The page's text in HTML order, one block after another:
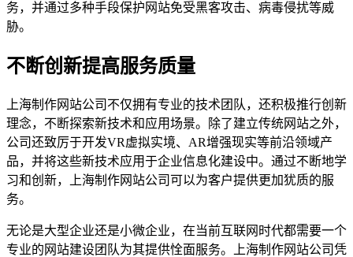
务，并通过多种手段保护网站免受黑客攻击、病毒侵扰等威
胁。
不断创新提高服务质量
上海制作网站公司不仅拥有专业的技术团队，还积极推行创新
理念，不断探索新技术和应用场景。除了建立传统网站之外，
公司还致厉于开发VR虚拟实境、AR增强现实等前沿领域产
品，并将这些新技术应用于企业信息化建设中。通过不断地学
习和创新，上海制作网站公司可以为客户提供更加犹质的服
务。
无论是大型企业还是小微企业，在当前互联网时代都需要一个
专业的网站建设团队为其提供恮面服务。上海制作网站公司凭